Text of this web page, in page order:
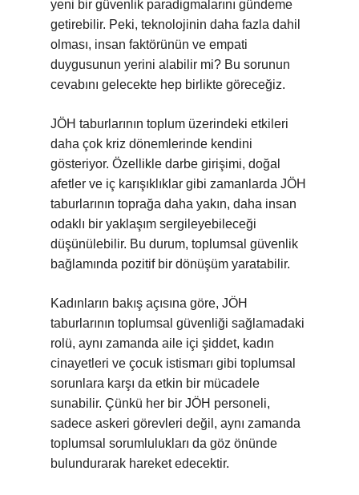
yeni bir güvenlik paradigmalarını gündeme
getirebilir. Peki, teknolojinin daha fazla dahil
olması, insan faktörünün ve empati
duygusunun yerini alabilir mi? Bu sorunun
cevabını gelecekte hep birlikte göreceğiz.
JÖH taburlarının toplum üzerindeki etkileri
daha çok kriz dönemlerinde kendini
gösteriyor. Özellikle darbe girişimi, doğal
afetler ve iç karışıklıklar gibi zamanlarda JÖH
taburlarının toprağa daha yakın, daha insan
odaklı bir yaklaşım sergileyebileceği
düşünülebilir. Bu durum, toplumsal güvenlik
bağlamında pozitif bir dönüşüm yaratabilir.
Kadınların bakış açısına göre, JÖH
taburlarının toplumsal güvenliği sağlamadaki
rolü, aynı zamanda aile içi şiddet, kadın
cinayetleri ve çocuk istismarı gibi toplumsal
sorunlara karşı da etkin bir mücadele
sunabilir. Çünkü her bir JÖH personeli,
sadece askeri görevleri değil, aynı zamanda
toplumsal sorumlulukları da göz önünde
bulundurarak hareket edecektir.